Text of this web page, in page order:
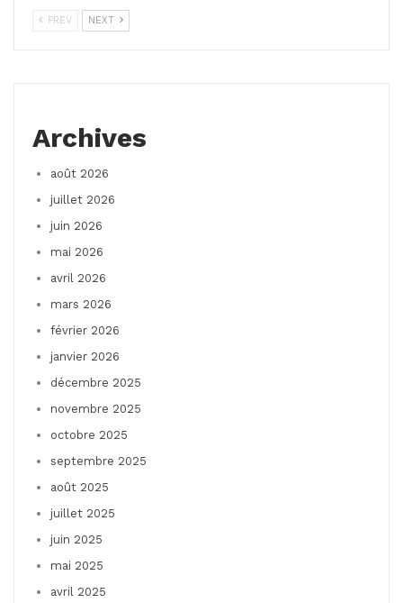
PREV NEXT
Archives
août 2026
juillet 2026
juin 2026
mai 2026
avril 2026
mars 2026
février 2026
janvier 2026
décembre 2025
novembre 2025
octobre 2025
septembre 2025
août 2025
juillet 2025
juin 2025
mai 2025
avril 2025